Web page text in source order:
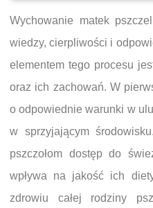
Wychowanie matek
wiedzy, cierpliwości i
elementem tego procesu
oraz ich zachowań. W
o odpowiednie warunki w
w sprzyjającym
pszczołom dostęp do
wpływa na jakość ich
zdrowiu całej rodziny